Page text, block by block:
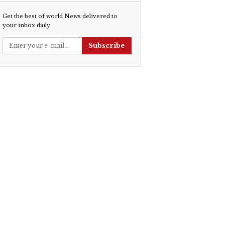
Get the best of world News delivered to
your inbox daily
Subscribe